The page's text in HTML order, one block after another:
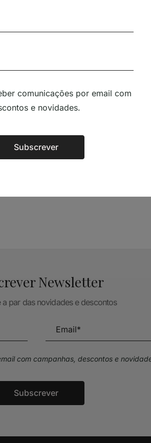
Siga-nos nas Redes
Newsletter
a par das novidades e descontos
com campanhas, descontos e
Subscrever
comunicações por email com
e novidades.
Subscrever